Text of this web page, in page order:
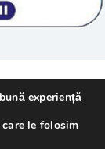
drepturile
experiență
le folosim